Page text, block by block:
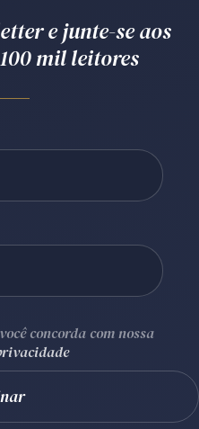
e junte-se aos
mil leitores
concorda com nossa